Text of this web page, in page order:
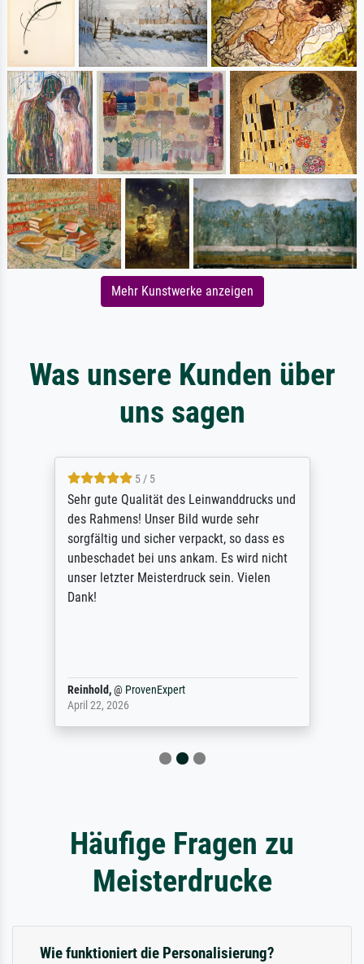
Mehr Kunstwerke anzeigen
Was unsere Kunden über
uns sagen
5 / 5
Sehr gute Qualität des Leinwanddrucks und
des Rahmens! Unser Bild wurde sehr
sorgfältig und sicher verpackt, so dass es
unbeschadet bei uns ankam. Es wird nicht
unser letzter Meisterdruck sein. Vielen
Dank!
Reinhold,@ ProvenExpert
April 22, 2026
Häufige Fragen zu
Meisterdrucke
Wie funktioniert die Personalisierung?